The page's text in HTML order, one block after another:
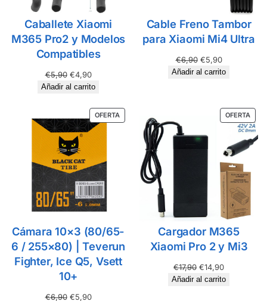
Caballete Xiaomi
M365 Pro2 y Modelos
Compatibles
€5,90 €4,90
Añadir al carrito
Cable Freno Tambor
para Xiaomi Mi4 Ultra
€6,90 €5,90
Añadir al carrito
OFERTA
Cámara 10×3 (80/65-
6 / 255×80) | Teverun
Fighter, Ice Q5, Vsett
10+
€6,90 €5,90
OFERTA
Cargador M365
Xiaomi Pro 2 y Mi3
€17,90 €14,90
Añadir al carrito